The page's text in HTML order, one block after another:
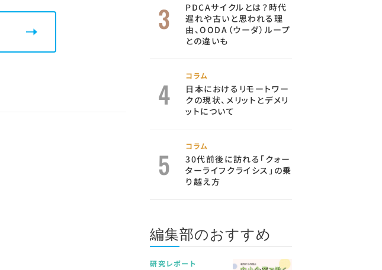
PDCAサイクルとは？時代
遅れや古いと思われる理
由、OODA（ウーダ）ループ
との違いも
コラム
日本におけるリモートワー
クの現状、メリットとデメリ
ットについて
コラム
30代前後に訪れる「クォー
ターライフクライシス」の乗
り越え方
編集部のおすすめ
研究レポート